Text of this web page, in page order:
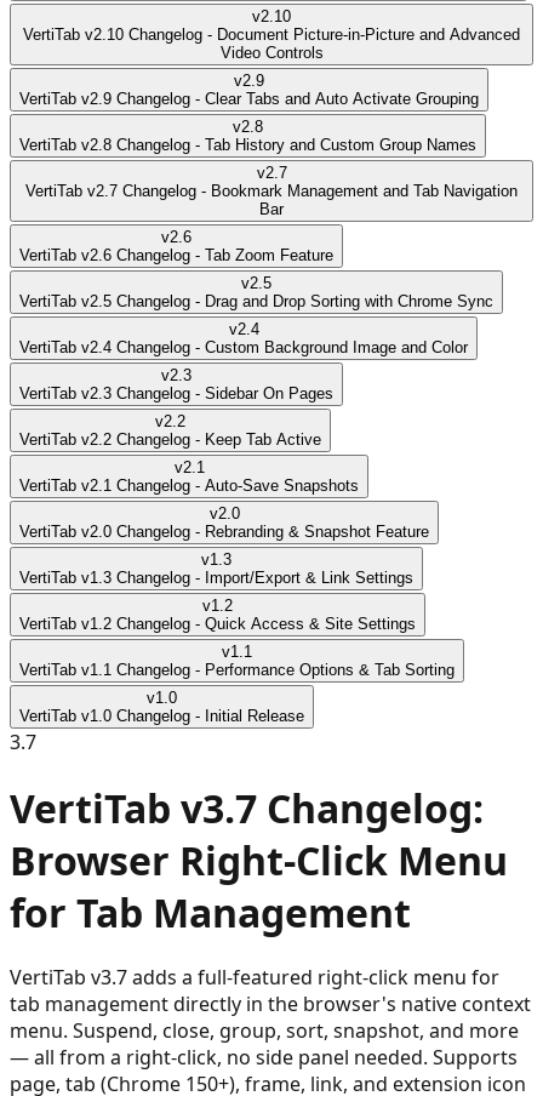
v2.10
VertiTab v2.10 Changelog - Document Picture-in-Picture and Advanced
Video Controls
v2.9
VertiTab v2.9 Changelog - Clear Tabs and Auto Activate Grouping
v2.8
VertiTab v2.8 Changelog - Tab History and Custom Group Names
v2.7
VertiTab v2.7 Changelog - Bookmark Management and Tab Navigation
Bar
v2.6
VertiTab v2.6 Changelog - Tab Zoom Feature
v2.5
VertiTab v2.5 Changelog - Drag and Drop Sorting with Chrome Sync
v2.4
VertiTab v2.4 Changelog - Custom Background Image and Color
v2.3
VertiTab v2.3 Changelog - Sidebar On Pages
v2.2
VertiTab v2.2 Changelog - Keep Tab Active
v2.1
VertiTab v2.1 Changelog - Auto-Save Snapshots
v2.0
VertiTab v2.0 Changelog - Rebranding & Snapshot Feature
v1.3
VertiTab v1.3 Changelog - Import/Export & Link Settings
v1.2
VertiTab v1.2 Changelog - Quick Access & Site Settings
v1.1
VertiTab v1.1 Changelog - Performance Options & Tab Sorting
v1.0
VertiTab v1.0 Changelog - Initial Release
3.7
VertiTab v3.7 Changelog:
Browser Right-Click Menu
for Tab Management
VertiTab v3.7 adds a full-featured right-click menu for
tab management directly in the browser's native context
menu. Suspend, close, group, sort, snapshot, and more
— all from a right-click, no side panel needed. Supports
page, tab (Chrome 150+), frame, link, and extension icon